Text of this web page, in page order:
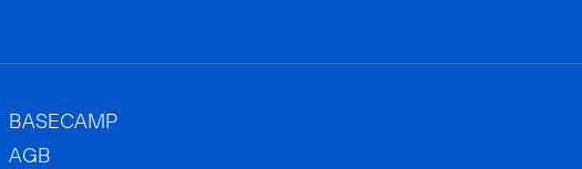
BASECAMP
AGB